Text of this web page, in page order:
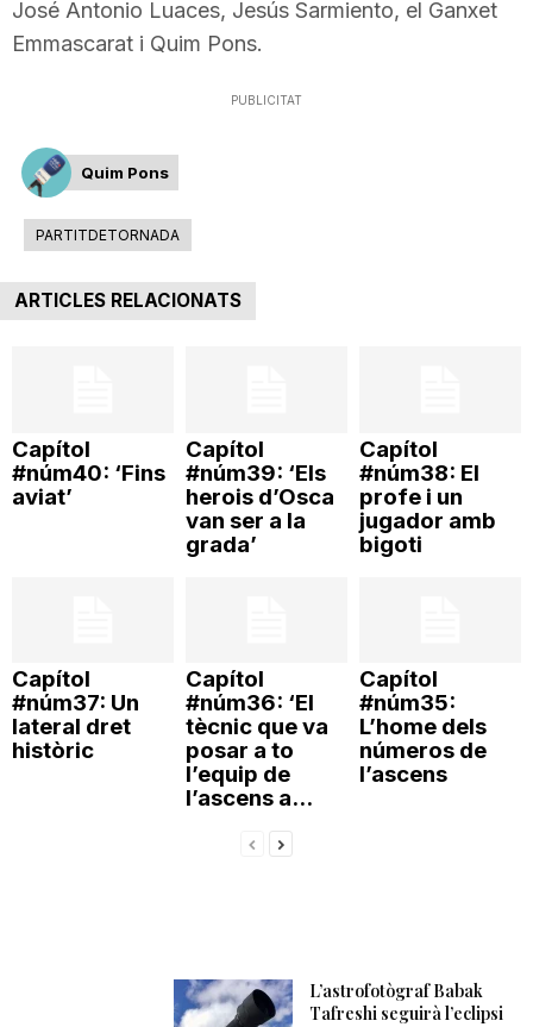
r
a
o
José Antonio Luaces, Jesús Sarmiento, el Ganxet
Emmascarat i Quim Pons.
PUBLICITAT
Quim Pons
PARTITDETORNADA
ARTICLES RELACIONATS
Capítol
#núm40: ‘Fins
aviat’
Capítol
#núm39: ‘Els
herois d’Osca
van ser a la
grada’
Capítol
#núm38: El
profe i un
jugador amb
bigoti
Capítol
#núm37: Un
lateral dret
històric
Capítol
#núm36: ‘El
tècnic que va
posar a to
l’equip de
l’ascens a...
Capítol
#núm35:
L’home dels
números de
l’ascens